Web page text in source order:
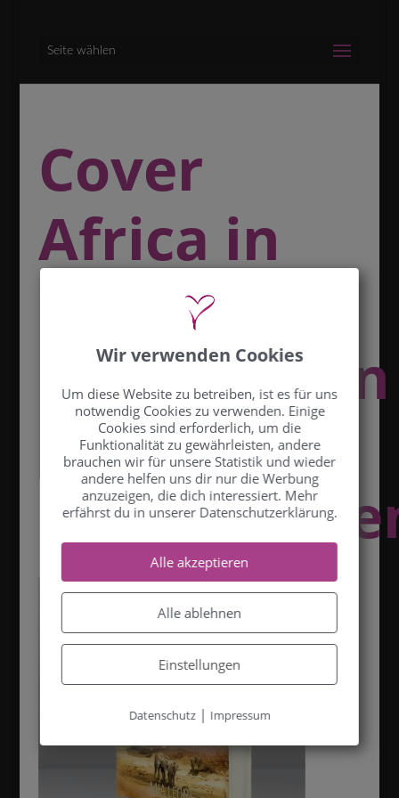
Seite wählen
Cover
Africa in
Love –
Honeymoon
mit
Wir verwenden Cookies
Um diese Website zu betreiben, ist es für uns
notwendig Cookies zu verwenden. Einige
Cookies sind erforderlich, um die
Funktionalität zu gewährleisten, andere
brauchen wir für unsere Statistik und wieder
andere helfen uns dir nur die Werbung
anzuzeigen, die dich interessiert. Mehr
erfährst du in unserer Datenschutzerklärung.
Alle akzeptieren
Alle ablehnen
Einstellungen
Datenschutz| Impressum